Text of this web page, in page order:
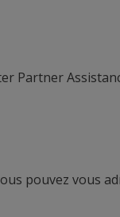
Partner
pouvez vous